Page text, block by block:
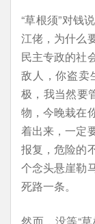
“草根须”对钱
江佬，为什么
民主专政的社
敌人，你盗卖
极，我当然要
物，今晚栽在
着出来，一定
报复，危险的
个念头悬崖勒
死路一条。